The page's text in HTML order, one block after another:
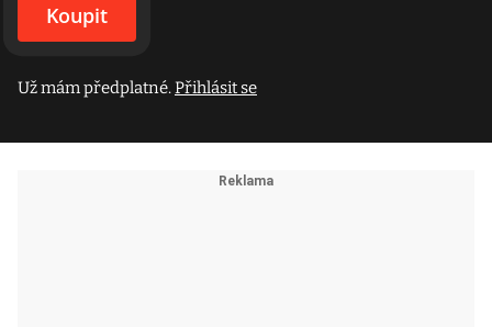
Koupit
Už mám předplatné.Přihlásit se